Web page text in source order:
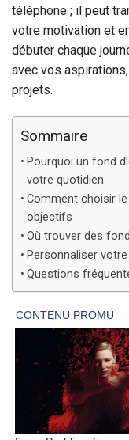
téléphone ; il peut
votre motivation et
débuter chaque
avec vos
projets.
Sommaire
Pourquoi un fond
votre quotidien
Comment choisir
objectifs
Où trouver des
Personnaliser
Questions